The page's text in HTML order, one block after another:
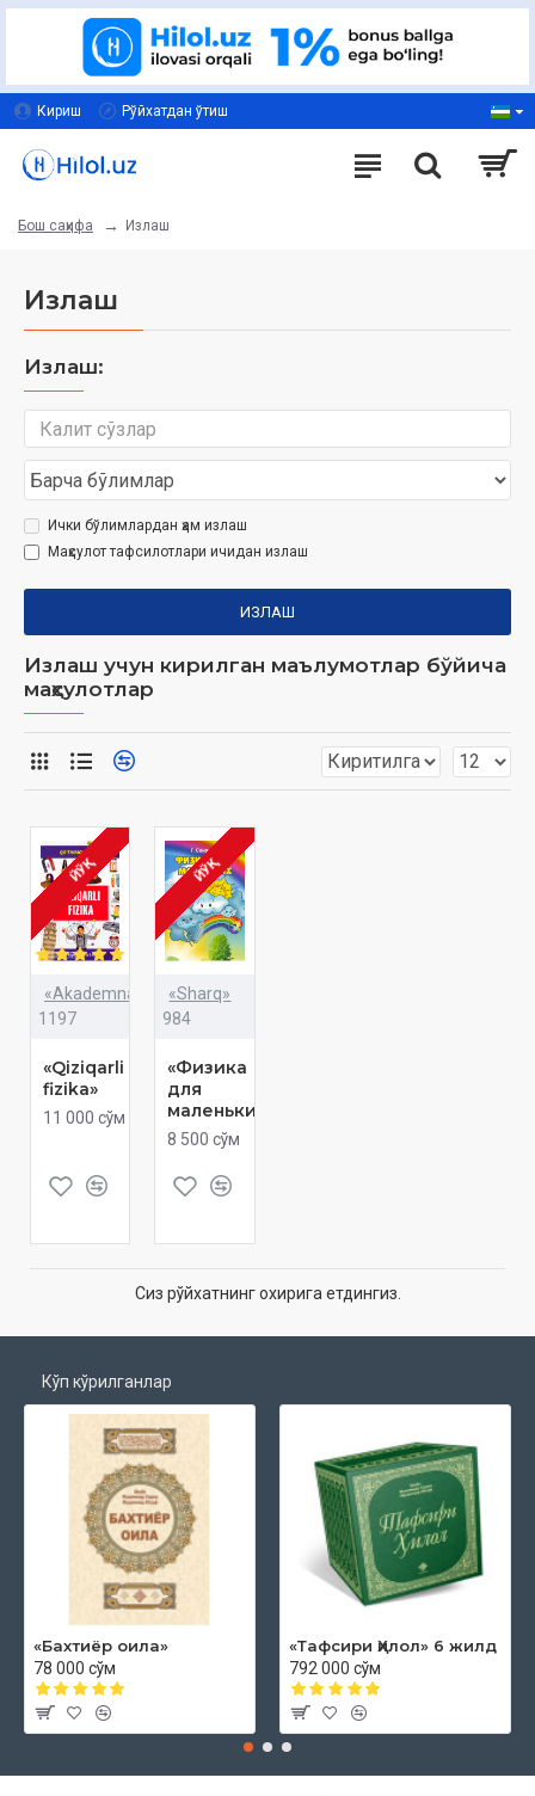
Кириш Рўйхатдан ўтиш
Бош саҳифа Излаш
Излаш
Излаш:
Ички бўлимлардан ҳам излаш
Маҳсулот тафсилотлари ичидан излаш
ИЗЛАШ
Излаш учун кирилган маълумотлар бўйича
маҳсулотлар
ЙЎҚ
«Akademnashr»
1197
«Qiziqarli
fizika»
11 000 сўм
ЙЎҚ
«Sharq»
984
«Физика
для
маленьких»
8 500 сўм
Сиз рўйхатнинг охирига етдингиз.
Кўп кўрилганлар
«Бахтиёр оила»
78 000 сўм
«Тафсири Ҳилол» 6 жилд
792 000 сўм